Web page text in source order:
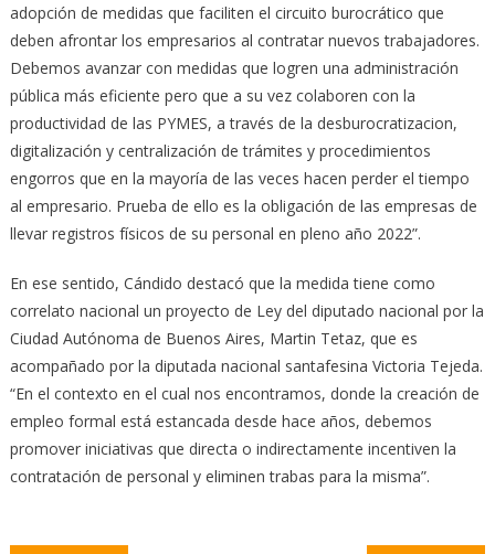
adopción de medidas que faciliten el circuito burocrático que
deben afrontar los empresarios al contratar nuevos trabajadores.
Debemos avanzar con medidas que logren una administración
pública más eficiente pero que a su vez colaboren con la
productividad de las PYMES, a través de la desburocratizacion,
digitalización y centralización de trámites y procedimientos
engorros que en la mayoría de las veces hacen perder el tiempo
al empresario. Prueba de ello es la obligación de las empresas de
llevar registros físicos de su personal en pleno año 2022”.
En ese sentido, Cándido destacó que la medida tiene como
correlato nacional un proyecto de Ley del diputado nacional por la
Ciudad Autónoma de Buenos Aires, Martin Tetaz, que es
acompañado por la diputada nacional santafesina Victoria Tejeda.
“En el contexto en el cual nos encontramos, donde la creación de
empleo formal está estancada desde hace años, debemos
promover iniciativas que directa o indirectamente incentiven la
contratación de personal y eliminen trabas para la misma”.